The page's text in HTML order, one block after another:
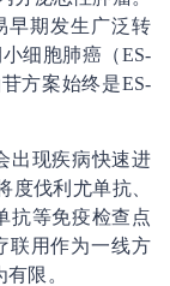
早期发生广泛转
细胞肺癌（ES-
方案始终是ES-
出现疾病快速进
度伐利尤单抗、
抗等免疫检查点
联用作为一线方
限。